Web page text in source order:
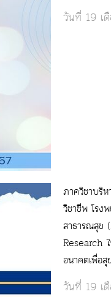
วันที่ 19 เ
ภาควิชาบริ
วิชาชีพ โรง
สาธารณสุข (
Research ใ
อนาคตเพื่อ
วันที่ 19 เ